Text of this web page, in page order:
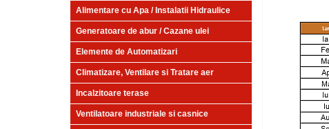
Alimentare cu Apa / Instalatii Hidraulice
Generatoare de abur / Cazane ulei
Elemente de Automatizari
Climatizare, Ventilare si Tratare aer
Incalzitoare terase
Ventilatoare industriale si casnice